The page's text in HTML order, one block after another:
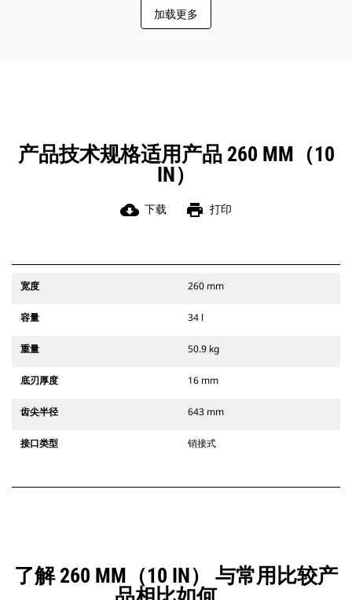
加载更多
产品技术规格适用产品 260 MM（10
IN）
cloud_download 下载 print 打印
宽度 260 mm
容量 34 l
重量 50.9 kg
底刃厚度 16 mm
齿尖半径 643 mm
接口类型 销接式
了解 260 MM（10 IN） 与常用比较产